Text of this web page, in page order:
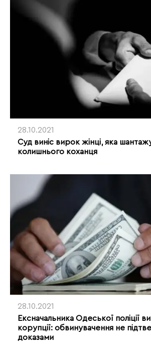
28.10.2021
Суд виніс вирок жінці, яка
колишнього коханця
28.10.2021
Ексначальника Одеської поліції
корупції: обвинувачення не
доказами